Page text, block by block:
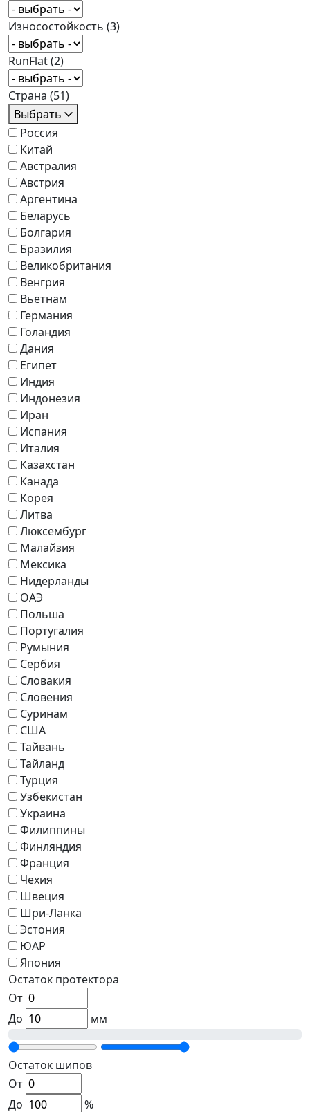
Износостойкость (3)
RunFlat(2)
Страна (51)
Выбрать
Россия
Китай
Австралия
Австрия
Аргентина
Беларусь
Болгария
Бразилия
Великобритания
Венгрия
Вьетнам
Германия
Голандия
Дания
Египет
Индия
Индонезия
Иран
Испания
Италия
Казахстан
Канада
Корея
Литва
Люксембург
Малайзия
Мексика
Нидерланды
ОАЭ
Польша
Португалия
Румыния
Сербия
Словакия
Словения
Суринам
США
Тайвань
Тайланд
Турция
Узбекистан
Украина
Филиппины
Финляндия
Франция
Чехия
Швеция
Шри-Ланка
Эстония
ЮАР
Япония
Остаток протектора
От
До
мм
Остаток шипов
От
До
%